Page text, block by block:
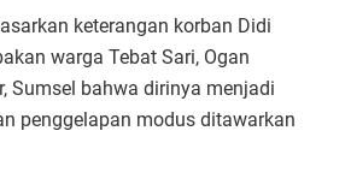
keterangan korban Didi
warga Tebat Sari, Ogan
Sumsel bahwa dirinya menjadi
penggelapan modus ditawarkan